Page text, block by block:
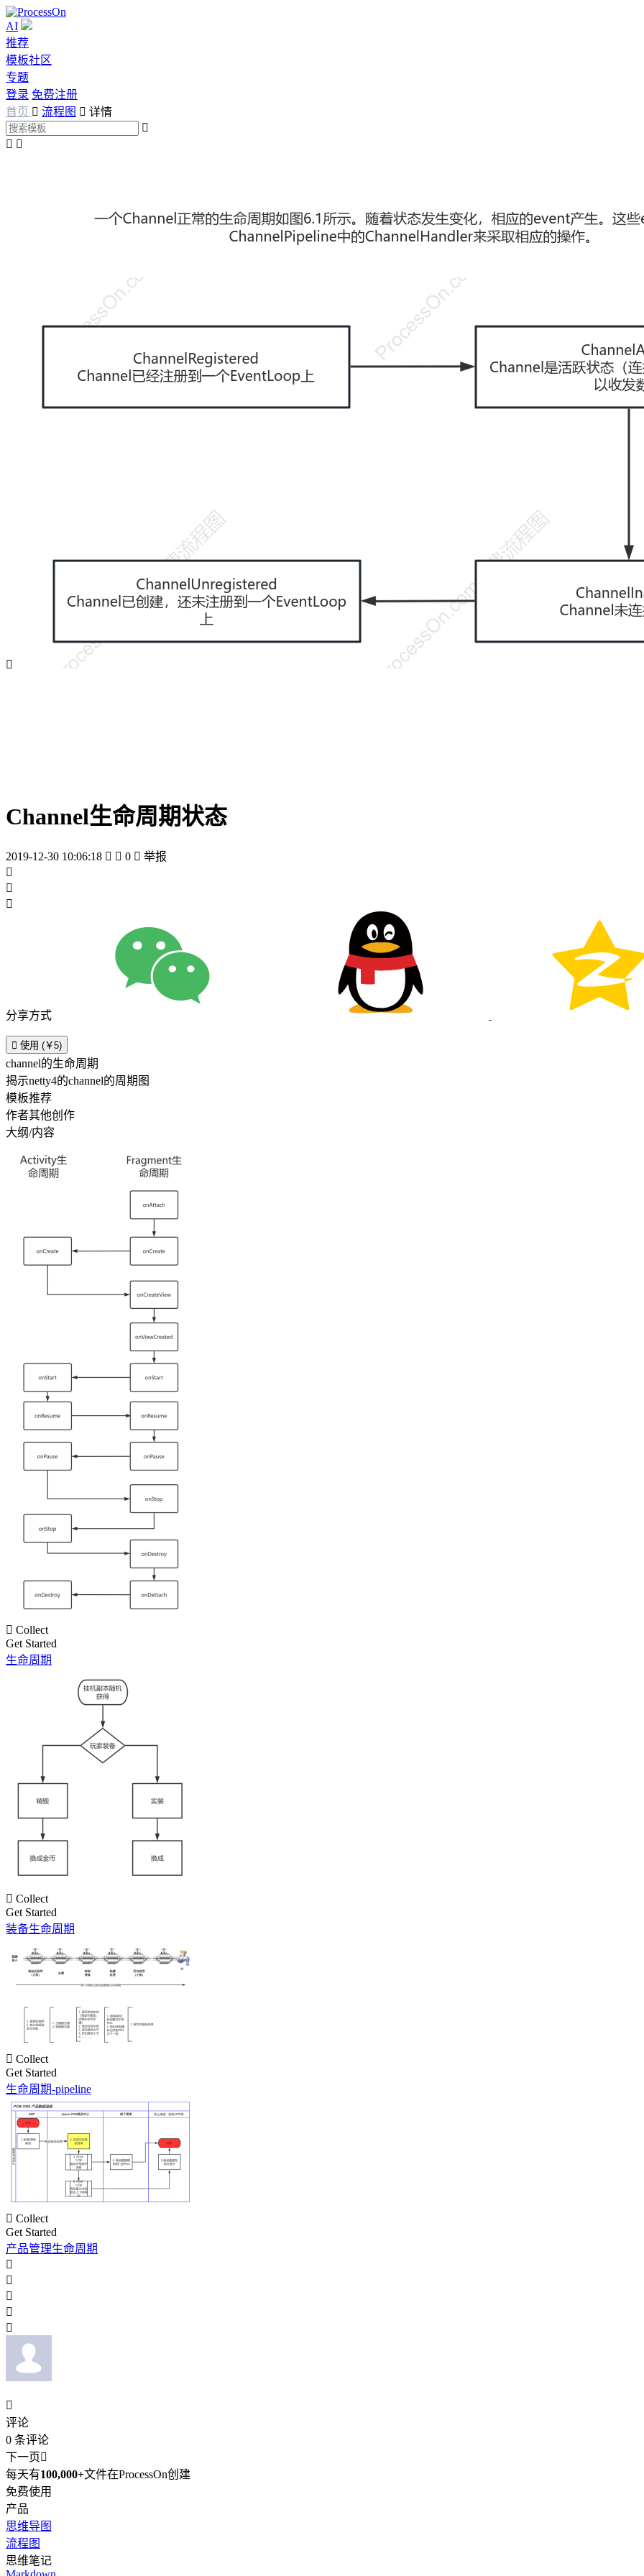
AI
推荐
模板社区
专题
登录 免费注册
首页  流程图  详情

 

Channel生命周期状态
2019-12-30 10:06:18   0  举报



分享方式
 使用 (￥5)
channel的生命周期
揭示netty4的channel的周期图
模板推荐
作者其他创作
大纲/内容
 Collect
Get Started
生命周期
 Collect
Get Started
装备生命周期
 Collect
Get Started
生命周期-pipeline
 Collect
Get Started
产品管理生命周期






评论
0 条评论
下一页
每天有100,000+文件在ProcessOn创建
免费使用
产品
思维导图
流程图
思维笔记